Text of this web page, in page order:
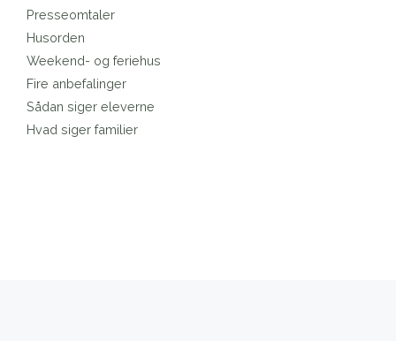
Presseomtaler
Husorden
Weekend- og feriehus
Fire anbefalinger
Sådan siger eleverne
Hvad siger familier